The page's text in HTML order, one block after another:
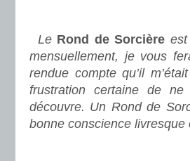
Le Rond de Sorcière
mensuellement, je vous
rendue compte qu’il
frustration certaine de
découvre. Un Rond de
bonne conscience livresque